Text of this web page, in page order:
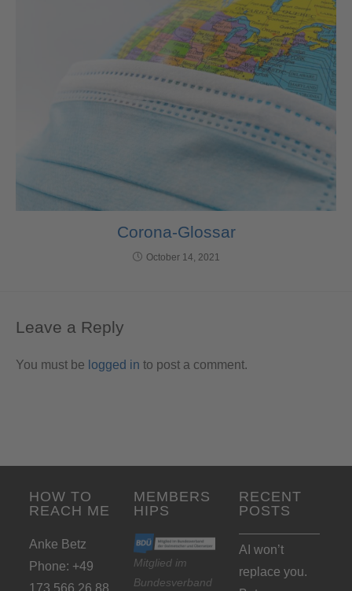
Corona-Glossar
October 14, 2021
Leave a Reply
You must be logged in to post a comment.
HOW TO
REACH ME
Anke Betz
Phone: +49
173 566 26 88
MEMBERS
HIPS
Mitglied im
Bundesverband
RECENT
POSTS
AI won’t
replace you.